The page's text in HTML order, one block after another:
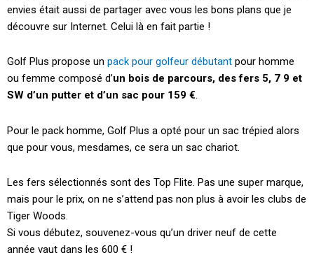
envies était aussi de partager avec vous les bons plans que je
découvre sur Internet. Celui là en fait partie !
Golf Plus propose un pack pour golfeur débutant pour homme
ou femme composé d’un bois de parcours, des fers 5, 7 9 et
SW d’un putter et d’un sac pour 159 €.
Pour le pack homme, Golf Plus a opté pour un sac trépied alors
que pour vous, mesdames, ce sera un sac chariot.
Les fers sélectionnés sont des Top Flite. Pas une super marque,
mais pour le prix, on ne s’attend pas non plus à avoir les clubs de
Tiger Woods.
Si vous débutez, souvenez-vous qu’un driver neuf de cette
année vaut dans les 600 € !